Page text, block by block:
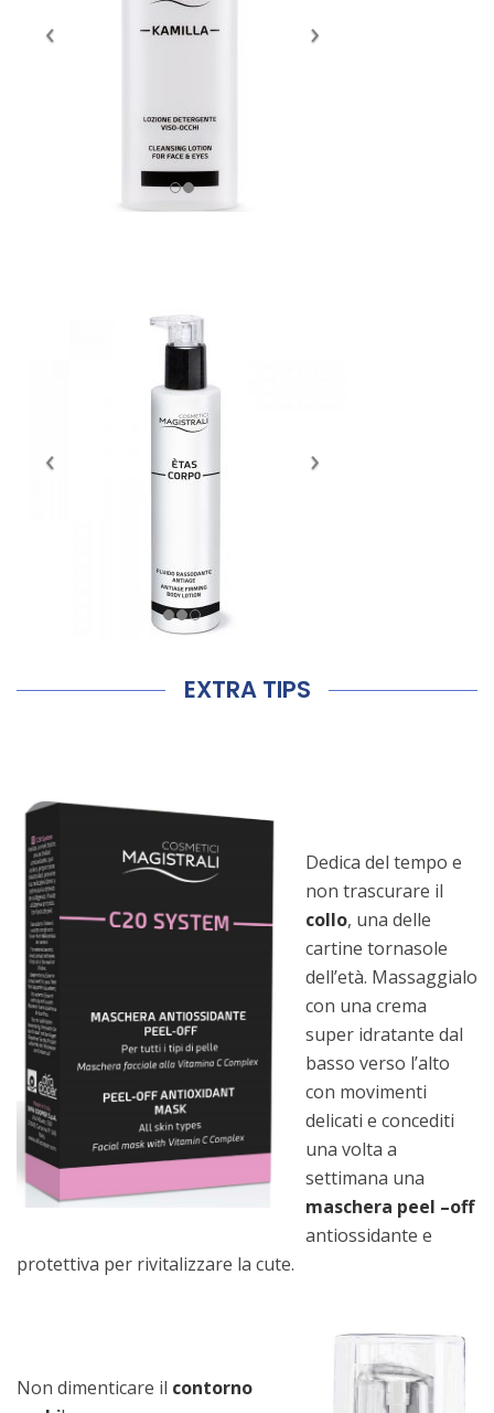
EXTRA TIPS
Dedica del tempo e
non trascurare il
collo, una delle
cartine tornasole
dell’età. Massaggialo
con una crema
super idratante dal
basso verso l’alto
con movimenti
delicati e concediti
una volta a
settimana una
maschera peel –off
antiossidante e
protettiva per rivitalizzare la cute.
Non dimenticare il contorno